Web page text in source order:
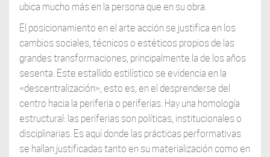
ubica mucho más en la persona que en su obra.
El posicionamiento en el arte acción se justifica en los
cambios sociales, técnicos o estéticos propios de las
grandes transformaciones, principalmente la de los años
sesenta. Este estallido estilístico se evidencia en la
«descentralización», esto es, en el desprenderse del
centro hacia la periferia o periferias. Hay una homología
estructural: las periferias son políticas, institucionales o
disciplinarias. Es aquí donde las prácticas performativas
se hallan justificadas tanto en su materialización como en